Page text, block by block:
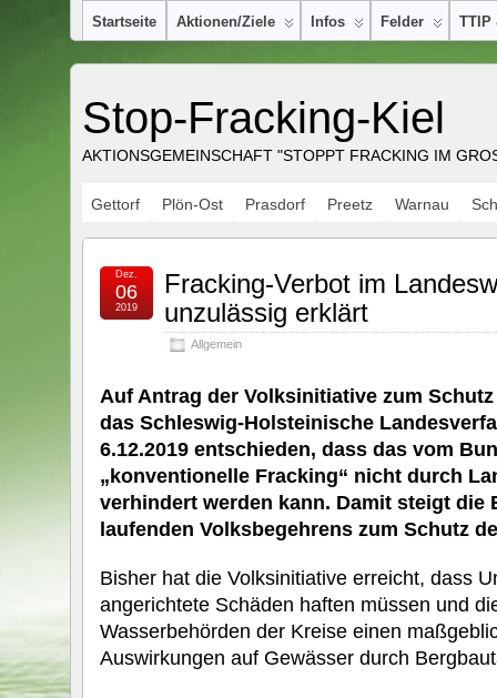
Startseite Aktionen/Ziele Infos Felder TTIP
Stop-Fracking-Kiel
AKTIONSGEMEINSCHAFT "STOPPT FRACKING IM
Gettorf Plön-Ost Prasdorf Preetz Warnau
Fracking-Verbot im
unzulässig erklärt
Allgemein
Dez.
06
2019
Auf Antrag der Volksinitiative zum
das Schleswig-Holsteinische
6.12.2019 entschieden, dass das vom
„konventionelle Fracking“ nicht durch
verhindert werden kann. Damit steigt die
laufenden Volksbegehrens zum Schutz
Bisher hat die Volksinitiative erreicht, dass
angerichtete Schäden haften müssen und
Wasserbehörden der Kreise einen
Auswirkungen auf Gewässer durch